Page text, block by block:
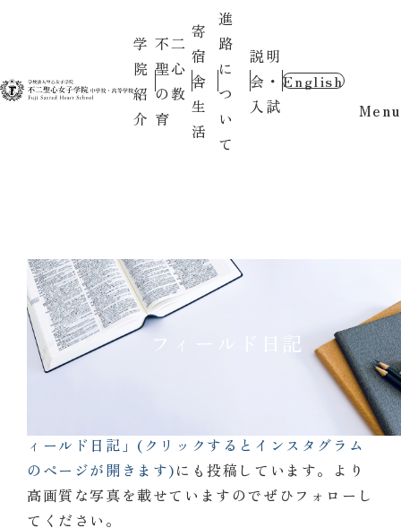
学
院
紹
介
不二
聖心
の教
育
寄
宿
舎
生
活
進
路
に
つ
い
て
説明
会・
入試
English
Menu
インスタグラム「不二聖心女子学院フ
ィールド日記」(クリックするとインスタグラム
のページが開きます)にも投稿しています。より
高画質な写真を載せていますのでぜひフォローし
てください。
フィールド日記